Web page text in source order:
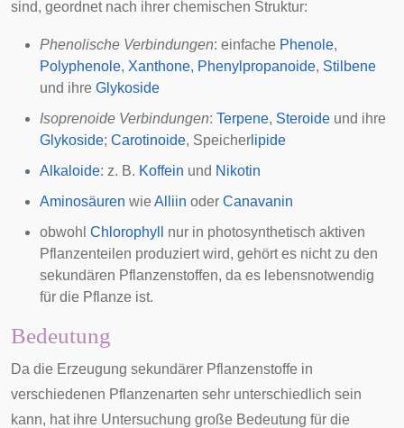
sind, geordnet nach ihrer chemischen Struktur:
Phenolische Verbindungen: einfache Phenole,
Polyphenole, Xanthone, Phenylpropanoide, Stilbene
und ihre Glykoside
Isoprenoide Verbindungen: Terpene, Steroide und ihre
Glykoside; Carotinoide, Speicher lipide
Alkaloide: z. B. Koffein und Nikotin
Aminosäuren wie Alliin oder Canavanin
obwohl Chlorophyll
nur in photosynthetisch aktiven
Pflanzenteilen produziert wird, gehört es nicht zu den
sekundären Pflanzenstoffen, da es lebensnotwendig
für die Pflanze ist.
Bedeutung
Da die Erzeugung sekundärer Pflanzenstoffe in
verschiedenen Pflanzenarten sehr unterschiedlich sein
kann, hat ihre Untersuchung große Bedeutung für die